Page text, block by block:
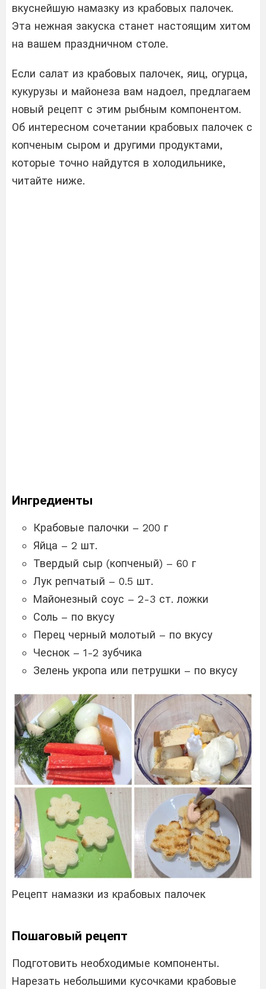
вкуснейшую намазку из крабовых палочек.
Эта нежная закуска станет настоящим хитом
на вашем праздничном столе.
Если салат из крабовых палочек, яиц, огурца,
кукурузы и майонеза вам надоел, предлагаем
новый рецепт с этим рыбным компонентом.
Об интересном сочетании крабовых палочек с
копченым сыром и другими продуктами,
которые точно найдутся в холодильнике,
читайте ниже.
Ингредиенты
Крабовые палочки – 200 г
Яйца – 2 шт.
Твердый сыр (копченый) – 60 г
Лук репчатый – 0.5 шт.
Майонезный соус – 2-3 ст. ложки
Соль – по вкусу
Перец черный молотый – по вкусу
Чеснок – 1-2 зубчика
Зелень укропа или петрушки – по вкусу
Рецепт намазки из крабовых палочек
Пошаговый рецепт
Подготовить необходимые компоненты.
Нарезать небольшими кусочками крабовые